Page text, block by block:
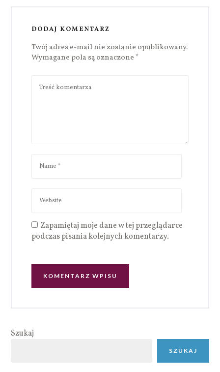
DODAJ KOMENTARZ
Twój adres e-mail nie zostanie opublikowany.
Wymagane pola są oznaczone *
Zapamiętaj moje dane w tej przeglądarce
podczas pisania kolejnych komentarzy.
Szukaj
SZUKAJ